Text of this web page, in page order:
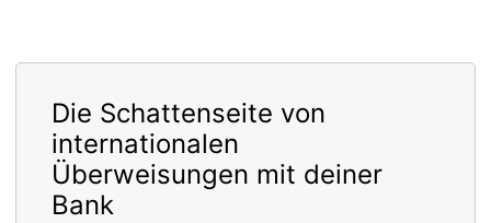
Die Schattenseite von
internationalen
Überweisungen mit deiner
Bank